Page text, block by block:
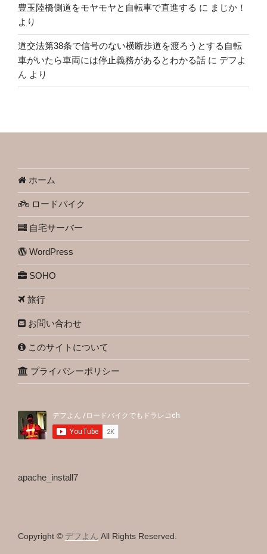
豊玉陸橋側道をモヤモヤと自転車で直進する に まじか！
より
道交法第38条で信号のない横断歩道を渡ろうとする自転
車がいたら車両には停止義務があるとわかる話 に デフよ
ん より
ホーム
ロードバイク
自宅サーバー
WordPress
SOHO
旅行
お問い合わせ
このサイトについて
プライバシーポリシー
apache_install7
Copyright © デフよん All Rights Reserved.